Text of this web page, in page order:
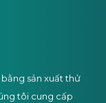
sản xuất thử
tôi cung cấp